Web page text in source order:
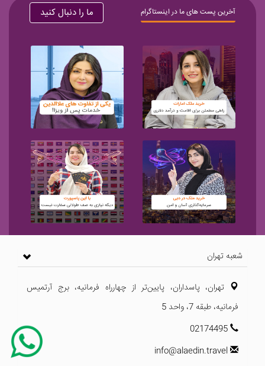
آخرین پست های ما در اینستاگرام ما را دنبال کنید
شعبه تهران
تهران، پاسداران، پایین‌تر از چهارراه فرمانیه، برج آرتمیس
فرمانیه، طبقه 7، واحد 5
02174495
info@alaedin.travel